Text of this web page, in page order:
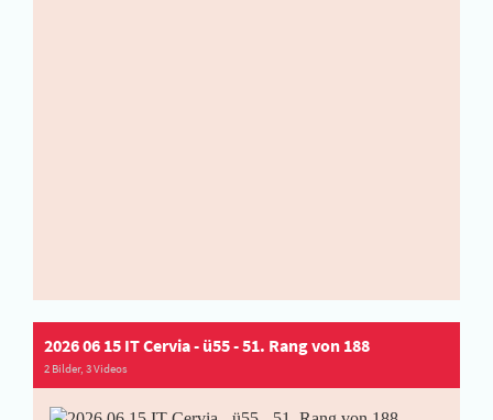
2026 06 15 IT Cervia - ü55 - 51. Rang von 188
2 Bilder, 3 Videos